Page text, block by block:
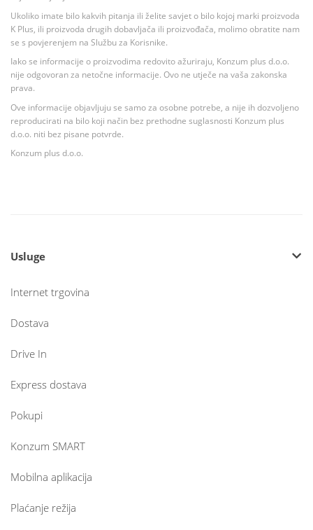
Ukoliko imate bilo kakvih pitanja ili želite savjet o bilo kojoj marki proizvoda
K Plus, ili proizvoda drugih dobavljača ili proizvođača, molimo obratite nam
se s povjerenjem na Službu za Korisnike.
Iako se informacije o proizvodima redovito ažuriraju, Konzum plus d.o.o.
nije odgovoran za netočne informacije. Ovo ne utječe na vaša zakonska
prava.
Ove informacije objavljuju se samo za osobne potrebe, a nije ih dozvoljeno
reproducirati na bilo koji način bez prethodne suglasnosti Konzum plus
d.o.o. niti bez pisane potvrde.
Konzum plus d.o.o.
Usluge
Internet trgovina
Dostava
Drive In
Express dostava
Pokupi
Konzum SMART
Mobilna aplikacija
Plaćanje režija